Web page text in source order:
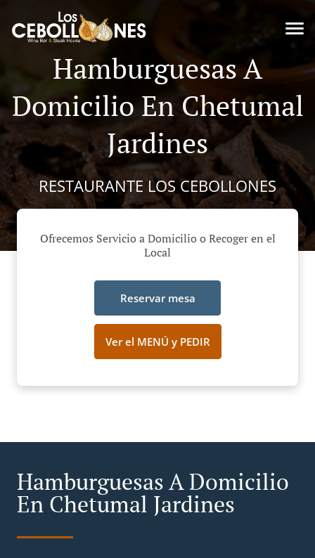
Hamburguesas A
Domicilio En Chetumal
Jardines
RESTAURANTE LOS CEBOLLONES
Ofrecemos Servicio a Domicilio o Recoger en el
Local
Reservar mesa
Ver el MENÚ y PEDIR
Hamburguesas A Domicilio
En Chetumal Jardines